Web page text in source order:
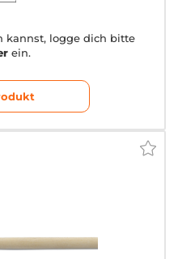
kannst, logge dich bitte
ein.